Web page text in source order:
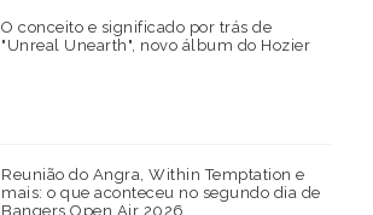
O conceito e significado por trás de
"Unreal Unearth", novo álbum do Hozier
Reunião do Angra, Within Temptation e
mais: o que aconteceu no segundo dia de
Bangers Open Air 2026